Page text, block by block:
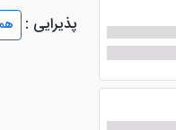
هتل مانند
هتل صبا
مشهد رضایت
پذیرایی :